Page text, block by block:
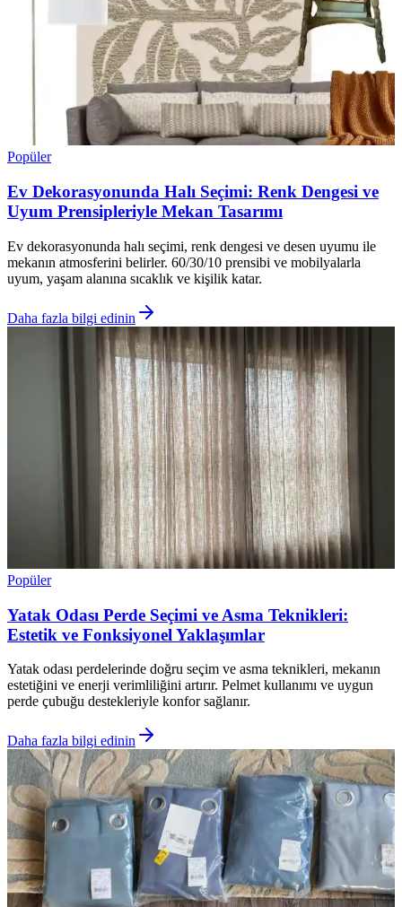
Popüler
Ev Dekorasyonunda Halı Seçimi: Renk Dengesi ve
Uyum Prensipleriyle Mekan Tasarımı
Ev dekorasyonunda halı seçimi, renk dengesi ve desen uyumu ile
mekanın atmosferini belirler. 60/30/10 prensibi ve mobilyalarla
uyum, yaşam alanına sıcaklık ve kişilik katar.
Daha fazla bilgi edinin
Popüler
Yatak Odası Perde Seçimi ve Asma Teknikleri:
Estetik ve Fonksiyonel Yaklaşımlar
Yatak odası perdelerinde doğru seçim ve asma teknikleri, mekanın
estetiğini ve enerji verimliliğini artırır. Pelmet kullanımı ve uygun
perde çubuğu destekleriyle konfor sağlanır.
Daha fazla bilgi edinin